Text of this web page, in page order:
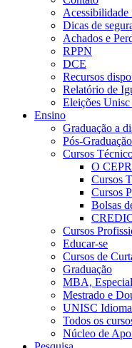
Acessibilidade
Dicas de
Achados e
RPPN
DCE
Recursos
Relatório de
Eleições
Ensino
Graduação a
Pós-
Cursos
O
Cursos
Cursos
Bolsas
Cursos
Educar-se
Cursos de
Graduação
MBA,
Mestrado e
UNISC
Todos os
Núcleo de